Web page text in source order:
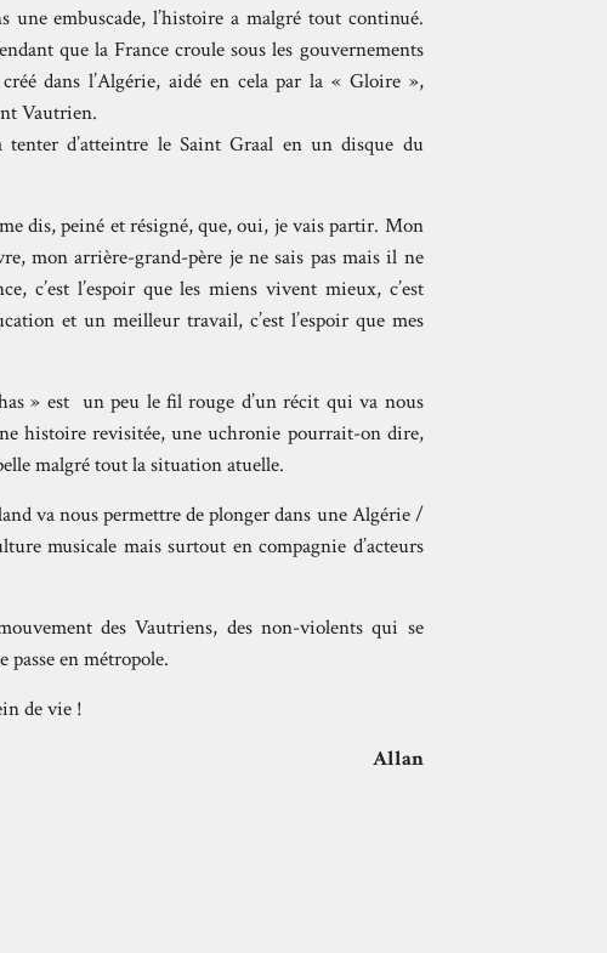
une embuscade, l’histoire a malgré tout continué.
que la France croule sous les gouvernements
dans l’Algérie, aidé en cela par la « Gloire »,
Vautrien.
tenter d’atteintre le Saint Graal en un disque du
dis, peiné et résigné, que, oui, je vais partir. Mon
mon arrière-grand-père je ne sais pas mais il ne
c’est l’espoir que les miens vivent mieux, c’est
et un meilleur travail, c’est l’espoir que mes
» est un peu le fil rouge d’un récit qui va nous
histoire revisitée, une uchronie pourrait-on dire,
malgré tout la situation atuelle.
va nous permettre de plonger dans une Algérie /
musicale mais surtout en compagnie d’acteurs
des Vautriens, des non-violents qui se
passe en métropole.
de vie !
Allan